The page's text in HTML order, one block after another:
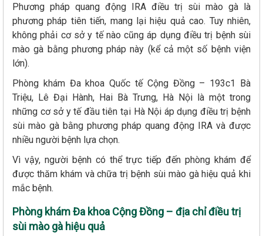
Phương pháp quang động IRA điều trị sùi mào gà là
phương pháp tiên tiến, mang lại hiệu quả cao. Tuy nhiên,
không phải cơ sở y tế nào cũng áp dụng điều trị bệnh sùi
mào gà bằng phương pháp này (kể cả một số bệnh viện
lớn).
Phòng khám Đa khoa Quốc tế Cộng Đồng – 193c1 Bà
Triệu, Lê Đại Hành, Hai Bà Trưng, Hà Nội là một trong
những cơ sở y tế đầu tiên tại Hà Nội áp dụng điều trị bệnh
sùi mào gà bằng phương pháp quang động IRA và được
nhiều người bệnh lựa chọn.
Vì vậy, người bệnh có thể trực tiếp đến phòng khám để
được thăm khám và chữa trị bệnh sùi mào gà hiệu quả khi
mắc bệnh.
Phòng khám Đa khoa Cộng Đồng – địa chỉ điều trị
sùi mào gà hiệu quả